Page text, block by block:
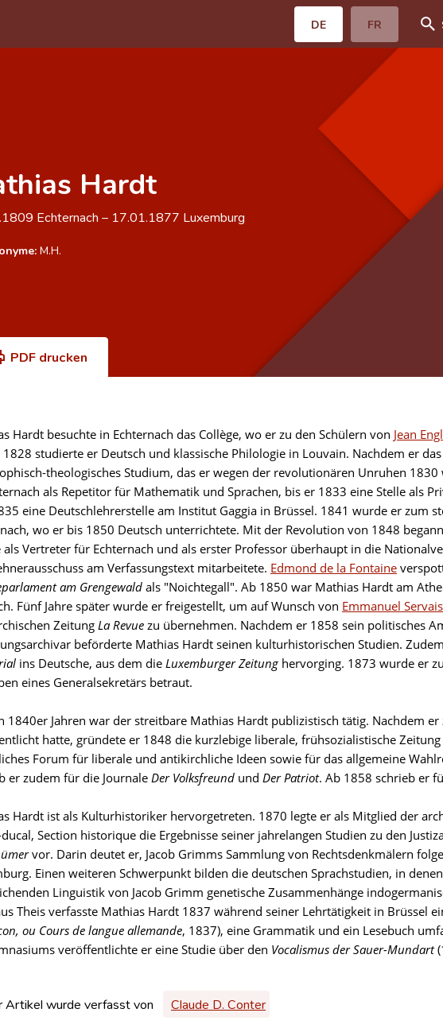
DE FR
Hardt
Echternach – 17.01.1877 Luxemburg
M.H.
PDF drucken
Hardt besuchte in Echternach das Collège, wo er zu den Schülern von Jean
studierte er Deutsch und klassische Philologie in Louvain. Nachdem er
theologisches Studium, das er wegen der revolutionären Unruhen
als Repetitor für Mathematik und Sprachen, bis er 1833 eine Stelle als
eine Deutschlehrerstelle am Institut Gaggia in Brüssel. 1841 wurde er zum
wo er bis 1850 Deutsch unterrichtete. Mit der Revolution von 1848
Vertreter für Echternach und als erster Professor überhaupt in die
am Verfassungstext mitarbeitete. Edmond de la Fontaine
am Grengewald als "Noichtegall". Ab 1850 war Mathias Hardt am
Fünf Jahre später wurde er freigestellt, um auf Wunsch von Emmanuel Servais
Zeitung La Revue zu übernehmen. Nachdem er 1858 sein politisches
beförderte Mathias Hardt seinen kulturhistorischen Studien.
ins Deutsche, aus dem die Luxemburger Zeitung hervorging. 1873 wurde er
eines Generalsekretärs betraut.
1840er Jahren war der streitbare Mathias Hardt publizistisch tätig. Nachdem er
hatte, gründete er 1848 die kurzlebige liberale, frühsozialistische Zeitung
Forum für liberale und antikirchliche Ideen sowie für das allgemeine
er zudem für die Journale Der Volksfreund und Der Patriot. Ab 1858 schrieb er
Hardt ist als Kulturhistoriker hervorgetreten. 1870 legte er als Mitglied der
Section historique die Ergebnisse seiner jahrelangen Studien zu den
vor. Darin deutet er, Jacob Grimms Sammlung von Rechtsdenkmälern
Einen weiteren Schwerpunkt bilden die deutschen Sprachstudien, in
Linguistik von Jacob Grimm genetische Zusammenhänge
Theis verfasste Mathias Hardt 1837 während seiner Lehrtätigkeit in Brüssel
ou Cours de langue allemande, 1837), eine Grammatik und ein Lesebuch
veröffentlichte er eine Studie über den Vocalismus der Sauer-Mundart
Artikel wurde verfasst von Claude D. Conter